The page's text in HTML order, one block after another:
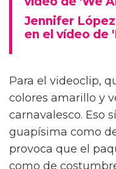
Jennifer
en el vídeo de
Para el videoclip,
colores amarillo y
carnavalesco. Eso
guapísima como
provoca que el
como de